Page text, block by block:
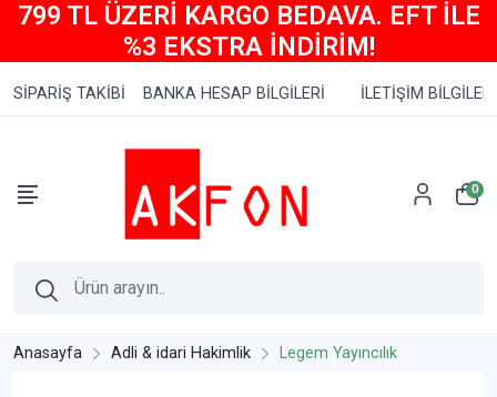
799 TL ÜZERİ KARGO BEDAVA. EFT İLE
%3 EKSTRA İNDİRİM!
SİPARİŞ TAKİBİ BANKA HESAP BİLGİLERİ İLETİŞİM BİLGİLERİ
0
Anasayfa Adli & idari Hakimlik Legem Yayıncılık